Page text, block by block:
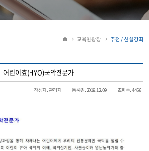
교육원광장 추천 / 신설강좌
어린이효(HYO)국악전문가
작성자. 관리자 등록일. 2019.12.09 조회수. 4466